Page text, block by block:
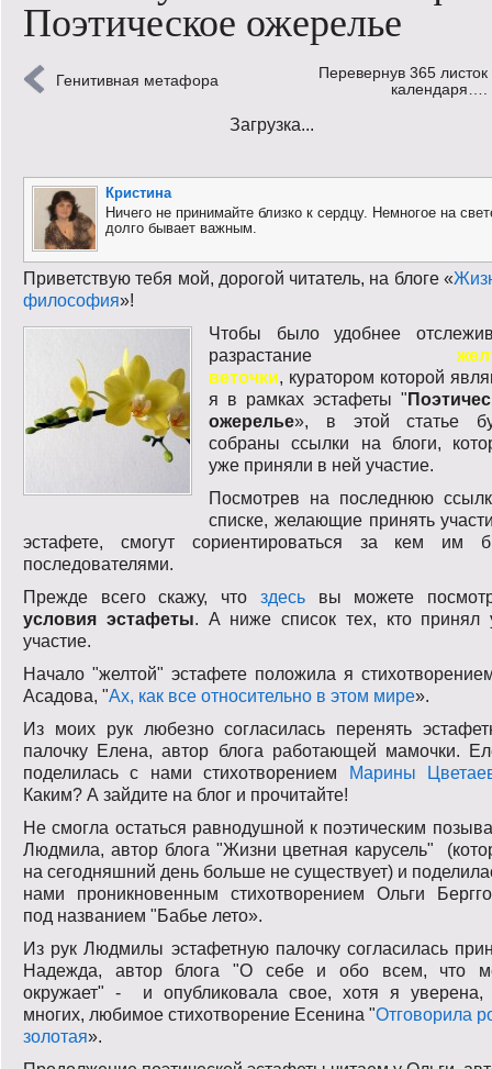
Кинообзор
Книгообзор
Логика
Поговорим?!
Риторика
Слово гостям
Философские размышления
Этот огромный мир!
Login
Поэтическое ожерелье
Генитивная метафора
Перевернув 365 листок
календаря….
Загрузка...
Кристина
Ничего не принимайте близко к сердцу. Немногое на
долго бывает важным.
Приветствую тебя мой, дорогой читатель, на блоге «
философия»!
Чтобы было удобнее
разрастание
веточки, куратором которой
я в рамках эстафеты "
ожерелье», в этой статье
собраны ссылки на блоги,
уже приняли в ней участие.
Посмотрев на последнюю
списке, желающие принять
эстафете, смогут сориентироваться за кем им
последователями.
Прежде всего скажу, что здесьвы можете
условия эстафеты. А ниже список тех, кто принял
участие.
Начало "желтой" эстафете положила я
Асадова, "Ах, как все относительно в этом мире».
Из моих рук любезно согласилась перенять
палочку Елена, автор блога работающей мамочки.
поделилась с нами стихотворением
Марины
Каким? А зайдите на блог и прочитайте!
Не смогла остаться равнодушной к поэтическим
Людмила, автор блога "Жизни цветная карусель"
на сегодняшний день больше не существует) и
нами проникновенным стихотворением Ольги
под названием "Бабье лето».
Из рук Людмилы эстафетную палочку согласилась
Надежда, автор блога "О себе и обо всем, что
окружает" - и опубликовала свое, хотя я уверена,
многих, любимое стихотворение Есенина "Отговорила
золотая».